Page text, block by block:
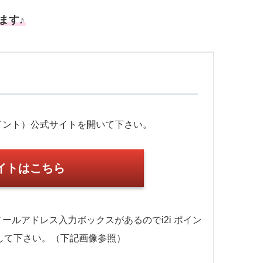
す♪
ト）公式サイトを開いて下さい。
トはこちら
ルアドレス入力ボックスがあるのでi2i ポイン
下さい。（下記画像参照）